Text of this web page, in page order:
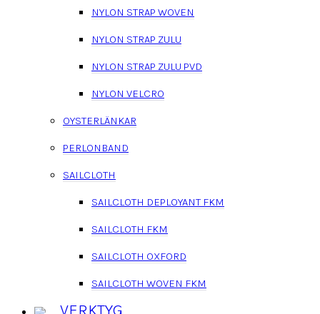
NYLON STRAP WOVEN
NYLON STRAP ZULU
NYLON STRAP ZULU PVD
NYLON VELCRO
OYSTERLÄNKAR
PERLONBAND
SAILCLOTH
SAILCLOTH DEPLOYANT FKM
SAILCLOTH FKM
SAILCLOTH OXFORD
SAILCLOTH WOVEN FKM